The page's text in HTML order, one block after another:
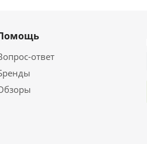
ответ